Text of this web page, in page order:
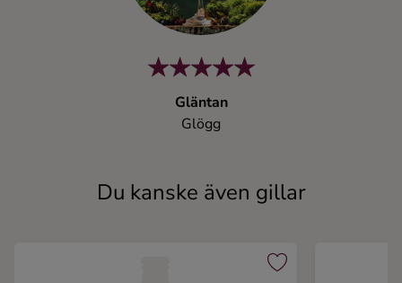
Gläntan
Glögg
Du kanske även gillar